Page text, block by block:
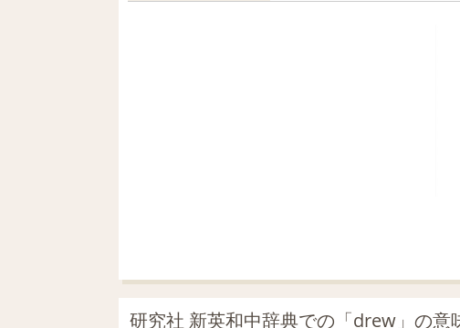
研究社 新英和中辞典での「drew」の意